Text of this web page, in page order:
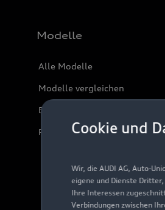
Cookie und
Wir, die AUDI AG, Auto-
eigene und Dienste
Ihre Interessen
Verbindungen zwischen
Modelle
Alle Modelle
Modelle vergleichen
Elektromodelle
Plug-in-Hybride